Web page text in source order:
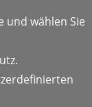
und wählen Sie